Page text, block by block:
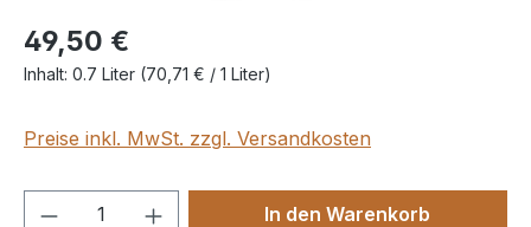
49,50 €
Inhalt: 0.7 Liter (70,71 € / 1 Liter)
Preise inkl. MwSt. zzgl. Versandkosten
Produkt Anzahl: Gib denIn den Warenkorb